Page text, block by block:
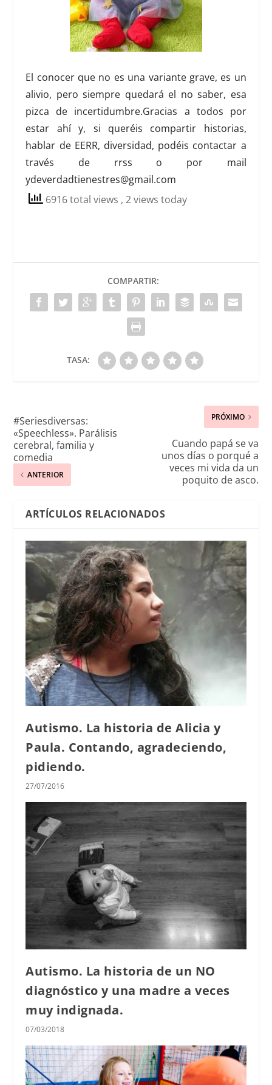
El conocer que no es una variante grave, es un
alivio, pero siempre quedará el no saber, esa
pizca de incertidumbre.Gracias a todos por
estar ahí y, si queréis compartir historias,
hablar de EERR, diversidad, podéis contactar a
través de rrss o por mail
ydeverdadtienestres@gmail.com
6916 total views , 2 views today
COMPARTIR:
TASA:
#Seriesdiversas:
«Speechless». Parálisis
cerebral, familia y
comedia
ANTERIOR
PRÓXIMO
Cuando papá se va
unos días o porqué a
veces mi vida da un
poquito de asco.
ARTÍCULOS RELACIONADOS
Autismo. La historia de Alicia y
Paula. Contando, agradeciendo,
pidiendo.
27/07/2016
Autismo. La historia de un NO
diagnóstico y una madre a veces
muy indignada.
07/03/2018